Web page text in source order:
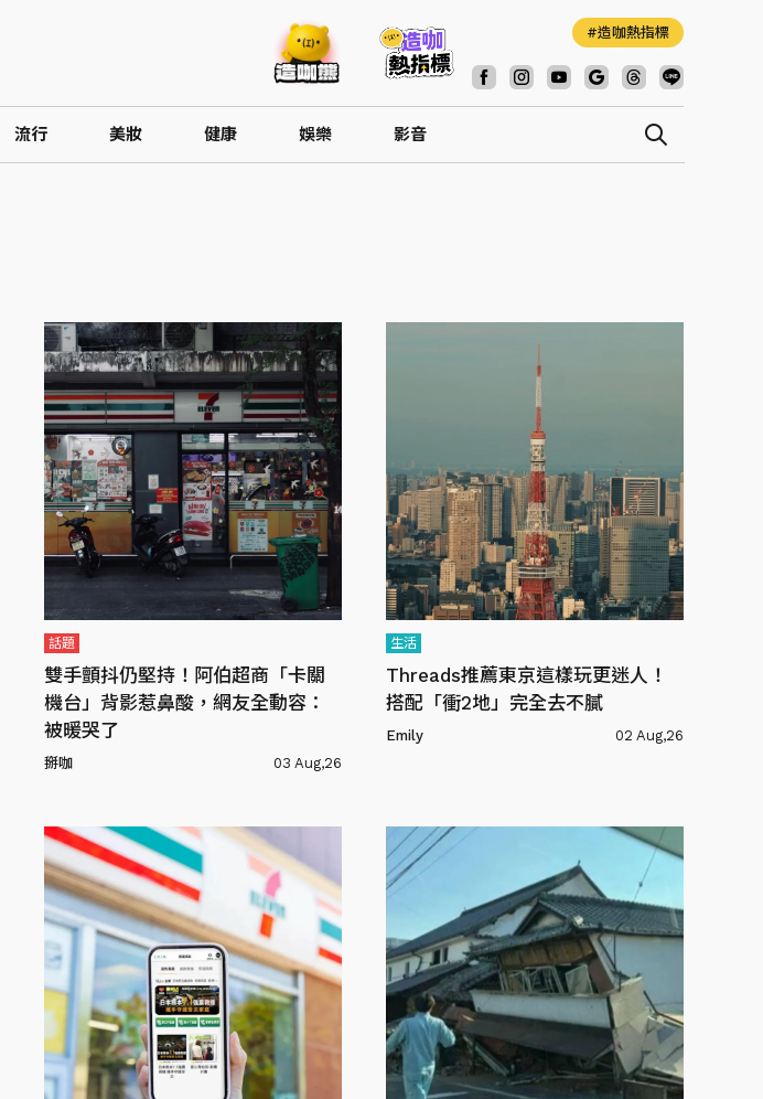
造咖熱指標
流行 美妝 健康 娛樂 影音
話題
雙手顫抖仍堅持！阿伯超商「卡關
機台」背影惹鼻酸，網友全動容：
被暖哭了
掰咖 03 Aug,26
生活
Threads推薦東京這樣玩更迷人！
搭配「衝2地」完全去不膩
Emily 02 Aug,26